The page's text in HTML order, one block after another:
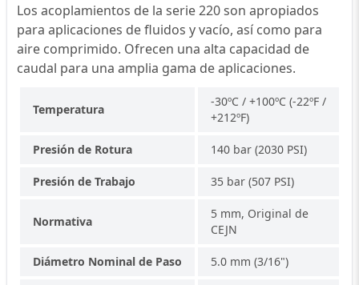
Los acoplamientos de la serie 220 son apropiados
para aplicaciones de fluidos y vacío, así como para
aire comprimido. Ofrecen una alta capacidad de
caudal para una amplia gama de aplicaciones.
Temperatura
-30ºC / +100ºC (-22ºF /
+212ºF)
Presión de Rotura 140 bar (2030 PSI)
Presión de Trabajo 35 bar (507 PSI)
Normativa
5 mm, Original de
CEJN
Diámetro Nominal de Paso 5.0 mm (3/16")